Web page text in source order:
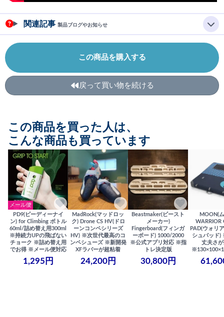
関連記事 製品ブログやお知らせ
この商品を購入する
戻って買い物を続ける
この商品を買った人は、
こんな商品も買っています
メール便
PD9(ピーディーナイ
ン) for Climbing ボトル
60ml/詰め替え用300ml
※持続力UPの飛ばない
チョーク ※詰め替え用
でお得 ※メール便対応
1,295円
MadRock(マッドロッ
ク) Drone CS HV(ドロ
ーンコンペシリーズ
HV) ※次世代最高のコ
ンペシューズ ※新開発
XFラバーが超粘着
24,200円
Beastmaker(ビースト
メーカー)
Fingerboard(フィンガ
ーボード) 1000/2000
※公式アプリ対応 ※指
トレ決定版
30,800円
MOON(
WARRIOR
PAD(ウォリ
シュパッド)
丈夫さ